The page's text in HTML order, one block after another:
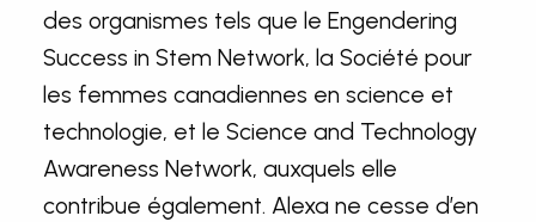
des organismes tels que le Engendering
Success in Stem Network, la Société pour
les femmes canadiennes en science et
technologie, et le Science and Technology
Awareness Network, auxquels elle
contribue également. Alexa ne cesse d’en